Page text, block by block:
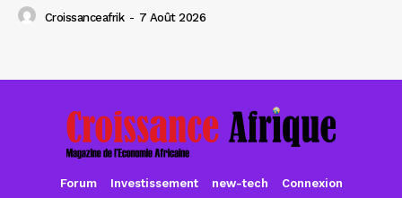
Croissanceafrik - 7 Août 2026
Forum Investissement new-tech Connexion